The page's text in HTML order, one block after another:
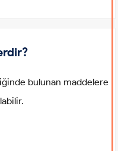
bulunan maddelere